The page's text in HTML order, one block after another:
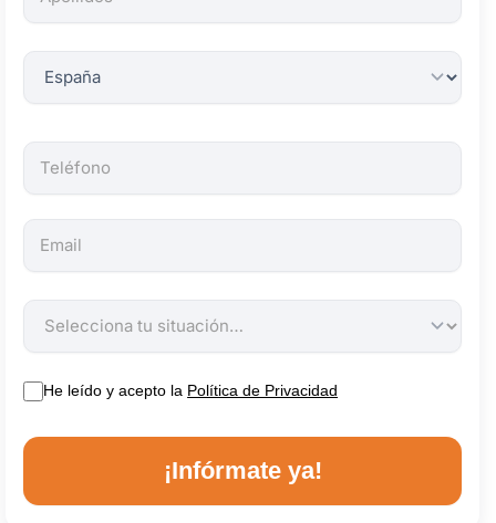
obligatorios.
He leído y acepto la Política de Privacidad
¡Infórmate ya!